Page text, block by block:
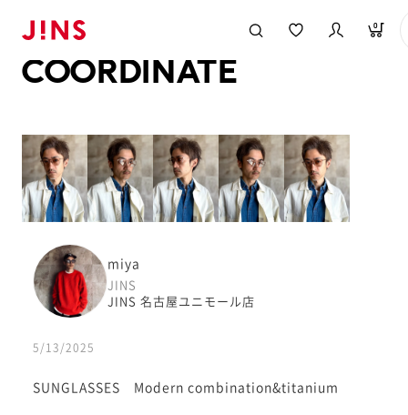
0
COORDINATE
miya
JINS
JINS 名古屋ユニモール店
5/13/2025
SUNGLASSES Modern combination&titanium